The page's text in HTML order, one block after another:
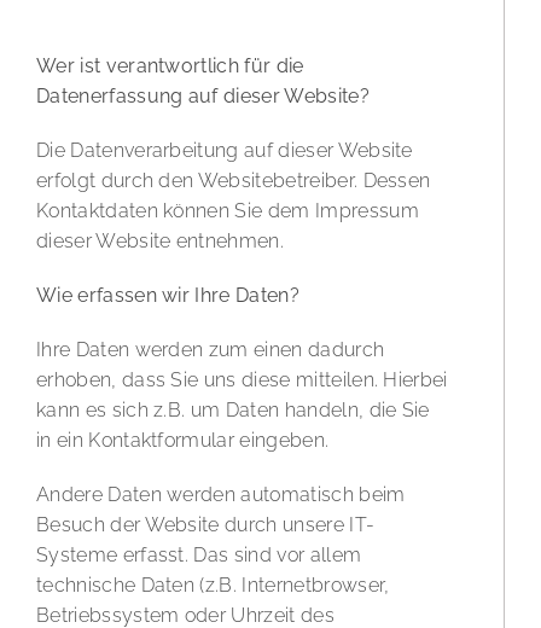
Wer ist verantwortlich für die
Datenerfassung auf dieser Website?
Die Datenverarbeitung auf dieser Website
erfolgt durch den Websitebetreiber. Dessen
Kontaktdaten können Sie dem Impressum
dieser Website entnehmen.
Wie erfassen wir Ihre Daten?
Ihre Daten werden zum einen dadurch
erhoben, dass Sie uns diese mitteilen. Hierbei
kann es sich z.B. um Daten handeln, die Sie
in ein Kontaktformular eingeben.
Andere Daten werden automatisch beim
Besuch der Website durch unsere IT-
Systeme erfasst. Das sind vor allem
technische Daten (z.B. Internetbrowser,
Betriebssystem oder Uhrzeit des